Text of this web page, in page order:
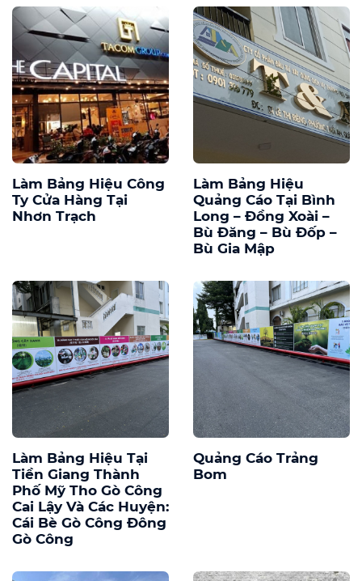
Làm Bảng Hiệu Công
Ty Cửa Hàng Tại
Nhơn Trạch
Làm Bảng Hiệu
Quảng Cáo Tại Bình
Long – Đồng Xoài –
Bù Đăng – Bù Đốp –
Bù Gia Mập
Làm Bảng Hiệu Tại
Tiền Giang Thành
Phố Mỹ Tho Gò Công
Cai Lậy Và Các Huyện:
Cái Bè Gò Công Đông
Gò Công
Quảng Cáo Trảng
Bom